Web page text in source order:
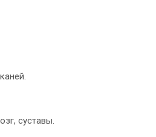
суставы.